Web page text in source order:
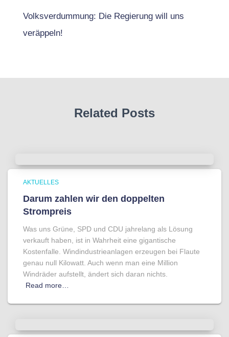
Volksverdummung: Die Regierung will uns
veräppeln!
Related Posts
AKTUELLES
Darum zahlen wir den doppelten
Strompreis
Was uns Grüne, SPD und CDU jahrelang als Lösung
verkauft haben, ist in Wahrheit eine gigantische
Kostenfalle. Windindustrieanlagen erzeugen bei Flaute
genau null Kilowatt. Auch wenn man eine Million
Windräder aufstellt, ändert sich daran nichts.
Read more…